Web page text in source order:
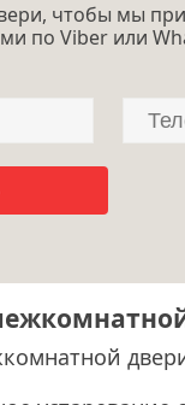
чтобы мы
по Viber или